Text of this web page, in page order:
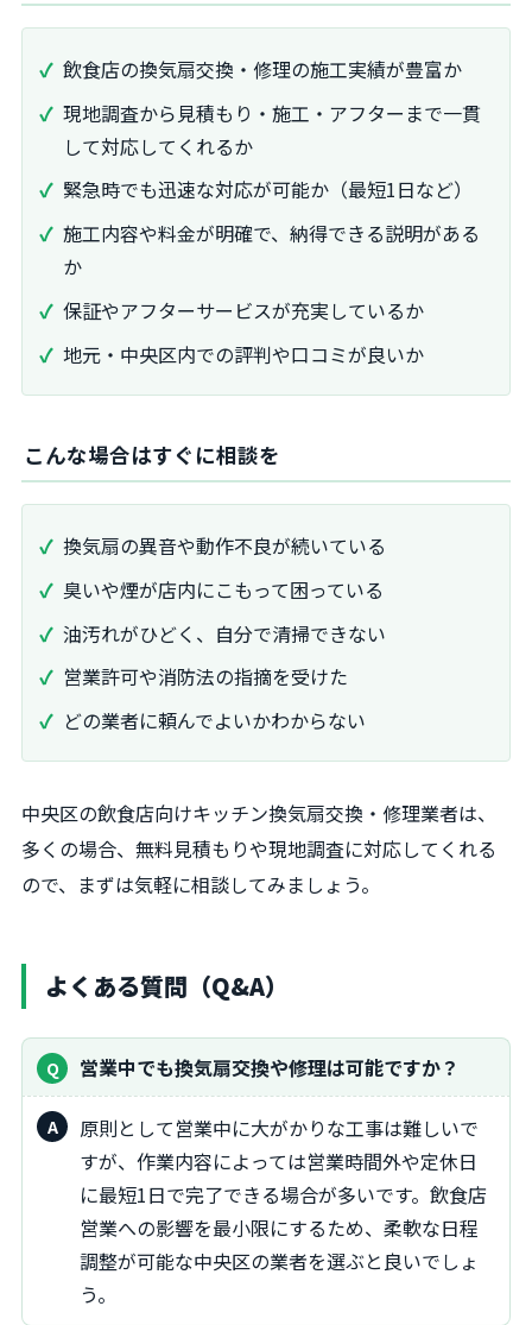
飲食店の換気扇交換・修理の施工実績が豊富か
現地調査から見積もり・施工・アフターまで一貫
して対応してくれるか
緊急時でも迅速な対応が可能か（最短1日など）
施工内容や料金が明確で、納得できる説明がある
か
保証やアフターサービスが充実しているか
地元・中央区内での評判や口コミが良いか
こんな場合はすぐに相談を
換気扇の異音や動作不良が続いている
臭いや煙が店内にこもって困っている
油汚れがひどく、自分で清掃できない
営業許可や消防法の指摘を受けた
どの業者に頼んでよいかわからない
中央区の飲食店向けキッチン換気扇交換・修理業者は、
多くの場合、無料見積もりや現地調査に対応してくれる
ので、まずは気軽に相談してみましょう。
よくある質問（Q&A）
営業中でも換気扇交換や修理は可能ですか？
原則として営業中に大がかりな工事は難しいで
すが、作業内容によっては営業時間外や定休日
に最短1日で完了できる場合が多いです。飲食店
営業への影響を最小限にするため、柔軟な日程
調整が可能な中央区の業者を選ぶと良いでしょ
う。